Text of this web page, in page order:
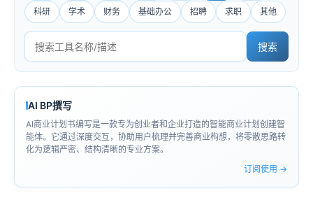
科研 学术 财务 基础办公 招聘 求职 其他
搜索
AI BP撰写
AI商业计划书编写是一款专为创业者和企业打造的智能商业计划创建智
能体。它通过深度交互，协助用户梳理并完善商业构想，将零散思路转
化为逻辑严密、结构清晰的专业方案。
订阅使用 →